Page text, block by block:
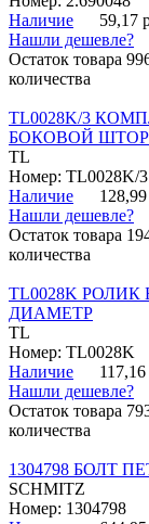
Наличие
59,17
Нашли дешевле?
Остаток товара
количества
TL0028K/3
БОКОВОЙ
TL
Номер: TL0028K/3
Наличие
Нашли дешевле?
Остаток товара
количества
TL0028K
ДИАМЕТР
TL
Номер: TL0028K
Наличие
Нашли дешевле?
Остаток товара
количества
1304798 БОЛТ
SCHMITZ
Номер: 1304798